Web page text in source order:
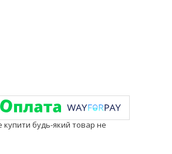
купити будь-який товар не